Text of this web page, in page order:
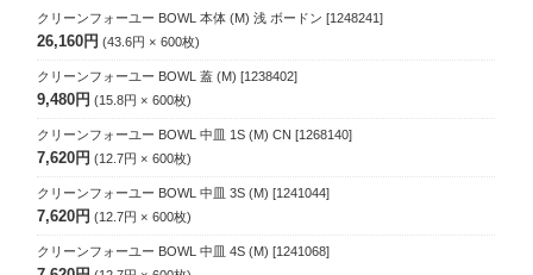
クリーンフォーユー BOWL 本体 (M) 浅 ボードン [1248241]
26,160円 43.6円 600枚
クリーンフォーユー BOWL 蓋 (M) [1238402]
9,480円 15.8円 600枚
クリーンフォーユー BOWL 中皿 1S (M) CN [1268140]
7,620円 12.7円 600枚
クリーンフォーユー BOWL 中皿 3S (M) [1241044]
7,620円 12.7円 600枚
クリーンフォーユー BOWL 中皿 4S (M) [1241068]